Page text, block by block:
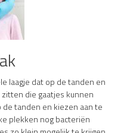
laagje dat op de tanden en
die gaatjes kunnen
tanden en kiezen aan te
plekken nog bacteriën